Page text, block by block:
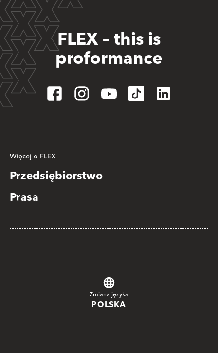
FLEX – this is
proformance
Więcej o FLEX
Przedsiębiorstwo
Prasa
Zmiana języka
POLSKA